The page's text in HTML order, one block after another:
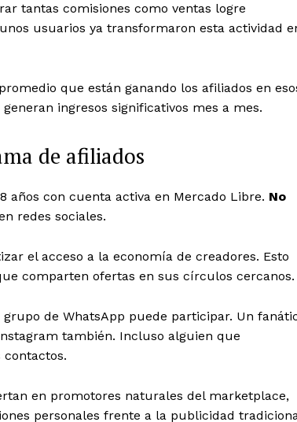
tantas comisiones como ventas logre
usuarios ya transformaron esta actividad
que están ganando los afiliados en
ingresos significativos mes a mes.
de afiliados
años con cuenta activa en Mercado Libre. No
redes sociales.
el acceso a la economía de creadores. Esto
comparten ofertas en sus círculos cercanos.
de WhatsApp puede participar. Un
también. Incluso alguien que
en promotores naturales del marketplace,
personales frente a la publicidad